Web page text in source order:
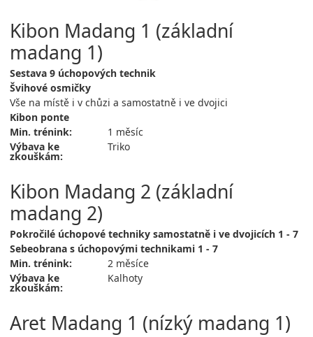
Kibon Madang 1 (základní
madang 1)
Sestava 9 úchopových technik
Švihové osmičky
Vše na místě i v chůzi a samostatně i ve dvojici
Kibon ponte
Min. trénink:
1 měsíc
Výbava ke
zkouškám:
Triko
Kibon Madang 2 (základní
madang 2)
Pokročilé úchopové techniky samostatně i ve dvojicích 1 - 7
Sebeobrana s úchopovými technikami 1 - 7
Min. trénink:
2 měsíce
Výbava ke
zkouškám:
Kalhoty
Aret Madang 1 (nízký madang 1)